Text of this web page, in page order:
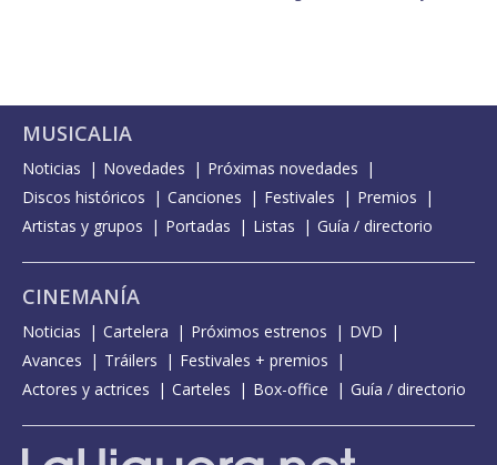
MUSICALIA
Noticias Novedades
Próximas novedades
Discos históricos
Canciones Festivales
Premios
Artistas y grupos
Portadas Listas Guía / directorio
CINEMANÍA
Noticias Cartelera Próximos estrenos
DVD
Avances
Tráilers
Festivales + premios
Actores y actrices
Carteles Box-office Guía / directorio